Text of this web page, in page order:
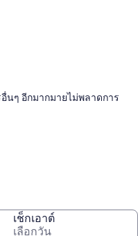
นๆ อีกมากมายไม่พลาดการ
าะ และมาพร้อมสิ่งอำนวย
เช็กเอาต์